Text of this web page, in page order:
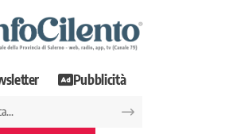
Pubblicità